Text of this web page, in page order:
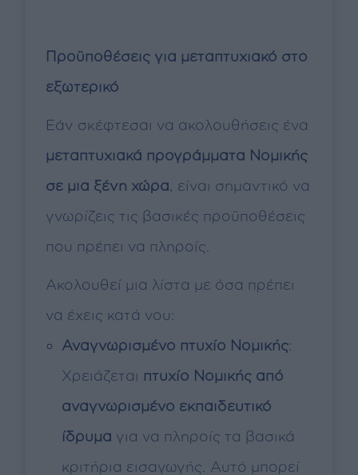
Προϋποθέσεις για μεταπτυχιακό στο
εξωτερικό
Εάν σκέφτεσαι να ακολουθήσεις ένα
μεταπτυχιακά προγράμματα Νομικής
σε μια ξένη χώρα , είναι σημαντικό να
γνωρίζεις τις βασικές προϋποθέσεις
που πρέπει να πληροίς.
Ακολουθεί μια λίστα με όσα πρέπει
να έχεις κατά νου:
Αναγνωρισμένο πτυχίο Νομικής:
Χρειάζεται πτυχίο Νομικής από
αναγνωρισμένο εκπαιδευτικό
ίδρυμα για να πληροίς τα βασικά
κριτήρια εισαγωγής. Αυτό μπορεί